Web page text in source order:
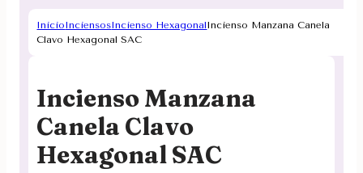
InicioInciensosIncienso HexagonalIncienso Manzana Canela
Clavo Hexagonal SAC
Incienso Manzana
Canela Clavo
Hexagonal SAC